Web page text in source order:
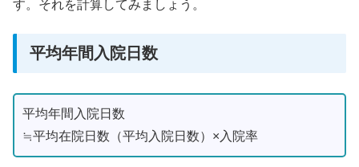
す。それを計算してみましょう。
平均年間入院日数
平均年間入院日数
≒平均在院日数（平均入院日数）×入院率